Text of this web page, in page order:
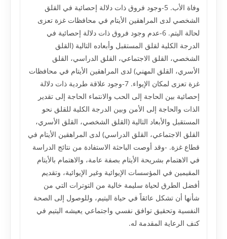
وفاة الأب. 5-وجود فروق ذات دلالة إحصائية في القلق
الشخصي لدى المراهقين الأيتام في محافظات غزة تعزى
لحالة اليتم. 6-عدم وجود فروق ذات دلالة إحصائية في
الدرجة الكلية لقلق المستقبل وأبعاده التالية (القلق
الشخصي، القلق الاجتماعي، القلق الدراسي، القلق
الأسري، القلق المهني) لدى المراهقين الأيتام في محافظات
غزة تعزى لمكان الإيواء. 7-وجود علاقة طردية ذات دلالة
إحصائية بين الحاجة إلى الحب والانتماء الحاجة إلى تقدير
الذات والحاجة إلى الأمن وبين الدرجة الكلية للقلق نحو
المستقبل والأبعاد التالية (القلق الشخصي، القلق الأسري،
القلق الاجتماعي، القلق الدراسي) لدى المراهقين الأيتام في
قطاع غزة. -وقد أوصت الباحثة الاستفادة من نتائج الدراسة
في الاهتمام بشريحة الأيتام بصفة عامة، والاهتمام بالأيتام
المقيمين في المؤسسات الإيوائية وغير الإيوائية، وتقديم
أفضل الطرق لحياة سليمة خالية من التوترات التي من
شأنها أن تشكل عائقاً في حياة اليتيم، وللوصول إلى الصحة
النفسية وتحقيق توافق نفسي واجتماعي يعيشه اليتيم في
كنف الرعاية المقدمة له.